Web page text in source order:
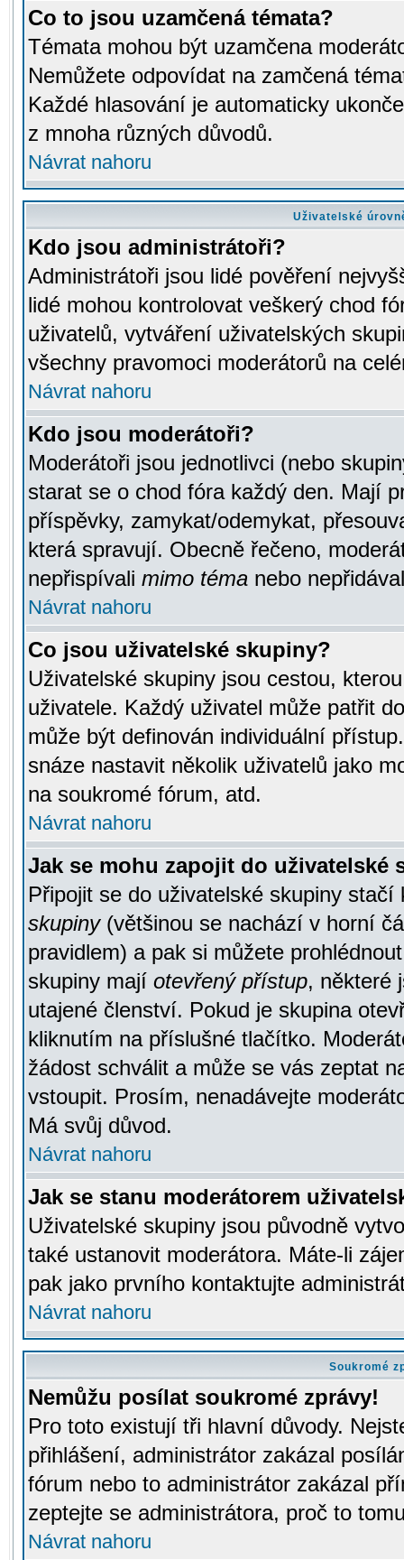
Co to jsou uzamčená témata?
Témata mohou být uzamčena
Nemůžete odpovídat na zamčená
Každé hlasování je automaticky
z mnoha různých důvodů.
Návrat nahoru
Uživatelské
Kdo jsou administrátoři?
Administrátoři jsou lidé pověření
lidé mohou kontrolovat veškerý chod
uživatelů, vytváření uživatelských
všechny pravomoci moderátorů na
Návrat nahoru
Kdo jsou moderátoři?
Moderátoři jsou jednotlivci (nebo
starat se o chod fóra každý den. Mají
příspěvky, zamykat/odemykat,
která spravují. Obecně řečeno,
nepřispívali mimo téma nebo
Návrat nahoru
Co jsou uživatelské skupiny?
Uživatelské skupiny jsou cestou,
uživatele. Každý uživatel může patřit
může být definován individuální
snáze nastavit několik uživatelů jako
na soukromé fórum, atd.
Návrat nahoru
Jak se mohu zapojit do uživatelské
Připojit se do uživatelské skupiny
skupiny(většinou se nachází v horní
pravidlem) a pak si můžete
skupiny mají otevřený přístup, některé
utajené členství. Pokud je skupina
kliknutím na příslušné tlačítko.
žádost schválit a může se vás zeptat
vstoupit. Prosím, nenadávejte
Má svůj důvod.
Návrat nahoru
Jak se stanu moderátorem
Uživatelské skupiny jsou původně
také ustanovit moderátora. Máte-li
pak jako prvního kontaktujte
Návrat nahoru
Soukromé
Nemůžu posílat soukromé zprávy!
Pro toto existují tři hlavní důvody.
přihlášení, administrátor zakázal
fórum nebo to administrátor zakázal
zeptejte se administrátora, proč to
Návrat nahoru